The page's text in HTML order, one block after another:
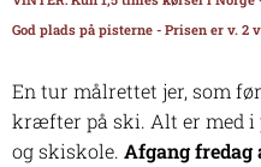
God plads på pisterne - Prisen er v. 2
En tur målrettet jer, som
kræfter på ski. Alt er med i
og skiskole. Afgang